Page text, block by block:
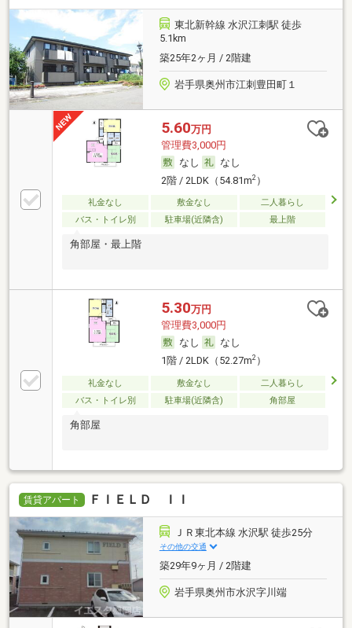
東北新幹線 水沢江刺駅 徒歩
5.1km
築25年2ヶ月 / 2階建
岩手県奥州市江刺豊田町１
5.60万円
管理費3,000円
なし
なし
2階 / 2LDK（54.81m2）
礼金なし 敷金なし
二人暮らし
バス・トイレ別
駐車場(近隣含) 最上階
角部屋・最上階
5.30万円
管理費3,000円
なし
なし
1階 / 2LDK（52.27m2）
礼金なし 敷金なし
二人暮らし
バス・トイレ別
駐車場(近隣含) 角部屋
角部屋
賃貸アパート ＦＩＥＬＤ ＩＩ
ＪＲ東北本線 水沢駅 徒歩25分
その他の交通
築29年9ヶ月 / 2階建
岩手県奥州市水沢字川端